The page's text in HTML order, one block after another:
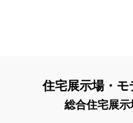
住宅展示場・モ
総合住宅展